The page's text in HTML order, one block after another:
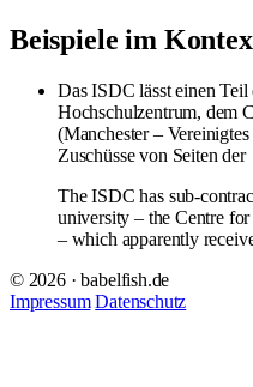
Beispiele im
Das ISDC lässt einen
Hochschulzentrum, dem
(Manchester –
Zuschüsse von Seiten der
The ISDC has sub-
university – the Centre
– which apparently
© 2026 · babelfish.de
Impressum Datenschutz